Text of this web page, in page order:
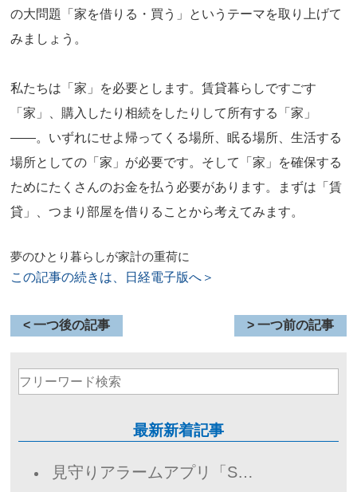
最新新着記事
見守りアラームアプリ「S…
の大問題「家を借りる・買う」というテーマを取り上げて
みましょう。
私たちは「家」を必要とします。賃貸暮らしですごす
「家」、購入したり相続をしたりして所有する「家」
――。いずれにせよ帰ってくる場所、眠る場所、生活する
場所としての「家」が必要です。そして「家」を確保する
ためにたくさんのお金を払う必要があります。まずは「賃
貸」、つまり部屋を借りることから考えてみます。
夢のひとり暮らしが家計の重荷に
この記事の続きは、日経電子版へ＞
< 一つ後の記事 > 一つ前の記事